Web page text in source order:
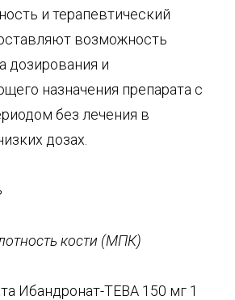
и терапевтический
возможность
дозирования и
назначения препарата с
без лечения в
дозах.
кости (МПК)
Ибандронат-ТЕВА 150 мг 1